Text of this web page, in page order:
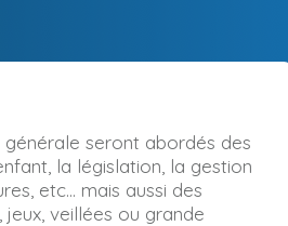
seront abordés des
la législation, la gestion
etc... mais aussi des
veillées ou grande